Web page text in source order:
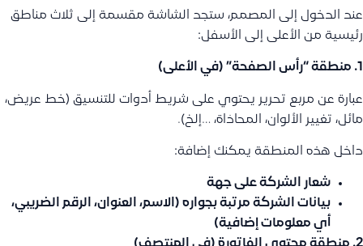
عند الدخول إلى المصمم، ستجد الشاشة مقسمة إلى ثلاث مناطق
رئيسية من الأعلى إلى الأسفل:
1. منطقة “رأس الصفحة” (في الأعلى)
عبارة عن مربع تحرير يحتوي على شريط أدوات للتنسيق (خط عريض،
مائل، تغيير الألوان، المحاذاة، …إلخ).
داخل هذه المنطقة يمكنك إضافة:
شعار الشركة على جهة
بيانات الشركة مرتبة بجواره (الاسم، العنوان، الرقم الضريبي،
أي معلومات إضافية)